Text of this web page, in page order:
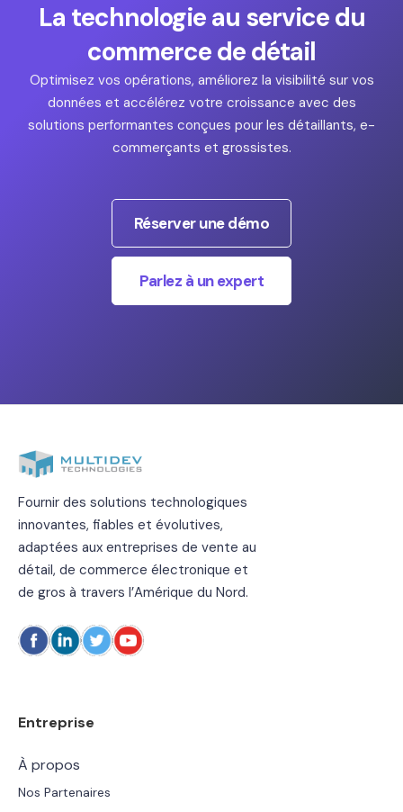
La technologie au service du
commerce de détail
Optimisez vos opérations, améliorez la visibilité sur vos
données et accélérez votre croissance avec des
solutions performantes conçues pour les détaillants, e-
commerçants et grossistes.
Réserver une démo
Parlez à un expert
Fournir des solutions technologiques
innovantes, fiables et évolutives,
adaptées aux entreprises de vente au
détail, de commerce électronique et
de gros à travers l’Amérique du Nord.
Entreprise
À propos
Nos Partenaires